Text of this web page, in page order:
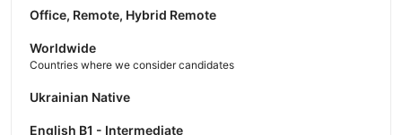
Office, Remote, Hybrid Remote
Worldwide
Countries where we consider candidates
Ukrainian Native
English B1 - Intermediate